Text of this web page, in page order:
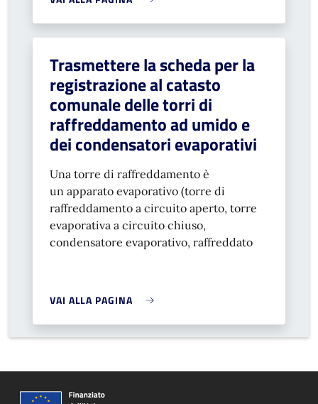
Trasmettere la scheda per la
registrazione al catasto
comunale delle torri di
raffreddamento ad umido e
dei condensatori evaporativi
Una torre di raffreddamento è
un apparato evaporativo (torre di
raffreddamento a circuito aperto, torre
evaporativa a circuito chiuso,
condensatore evaporativo, raffreddato
VAI ALLA PAGINA